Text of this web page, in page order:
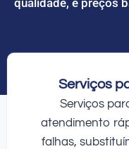
Serviços
Serviços
atendimento
falhas,